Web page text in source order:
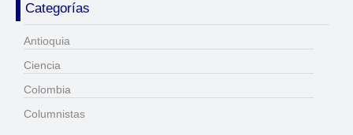
Categorías
Antioquia
Ciencia
Colombia
Columnistas